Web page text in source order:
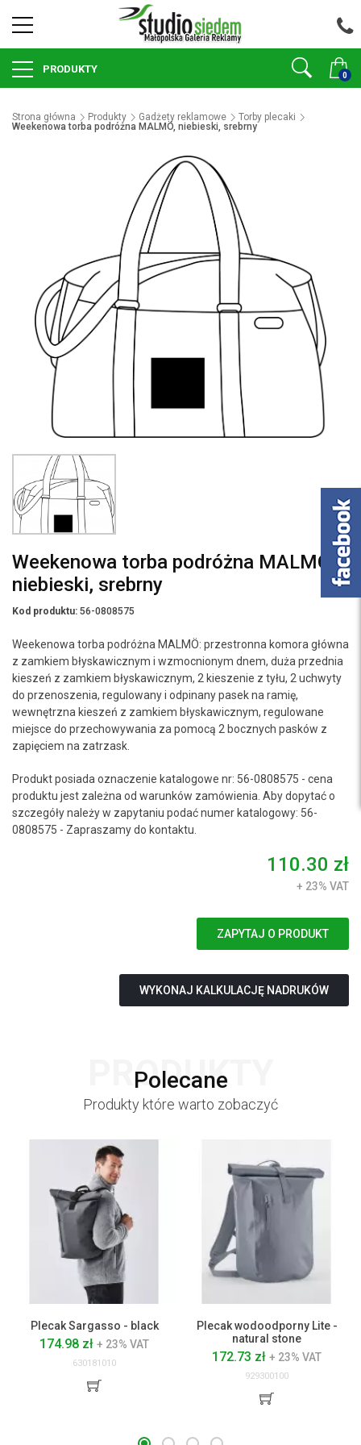
0
PRODUKTY
Strona główna Produkty Gadżety reklamowe
Torby plecaki
Weekenowa torba podróżna MALMÖ, niebieski, srebrny
Weekenowa torba podróżna MALMÖ,
niebieski, srebrny
Kod produktu: 56-0808575
Weekenowa torba podróżna MALMÖ: przestronna komora główna
z zamkiem błyskawicznym i wzmocnionym dnem, duża przednia
kieszeń z zamkiem błyskawicznym, 2 kieszenie z tyłu, 2 uchwyty
do przenoszenia, regulowany i odpinany pasek na ramię,
wewnętrzna kieszeń z zamkiem błyskawicznym, regulowane
miejsce do przechowywania za pomocą 2 bocznych pasków z
zapięciem na zatrzask.
Produkt posiada oznaczenie katalogowe nr: 56-0808575 - cena
produktu jest zależna od warunków zamówienia. Aby dopytać o
szczegóły należy w zapytaniu podać numer katalogowy: 56-
0808575 - Zapraszamy do kontaktu.
110.30 zł
+ 23% VAT
ZAPYTAJ O PRODUKT
WYKONAJ KALKULACJĘ NADRUKÓW
Polecane
PRODUKTY
Produkty które warto zobaczyć
Plecak Sargasso - black
174.98 zł + 23% VAT
630181010
Plecak wodoodporny Lite -
natural stone
172.73 zł + 23% VAT
929300100